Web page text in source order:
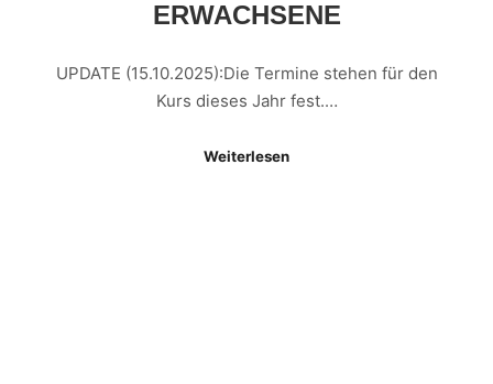
ERWACHSENE
UPDATE (15.10.2025):Die Termine stehen für den
Kurs dieses Jahr fest.…
Weiterlesen